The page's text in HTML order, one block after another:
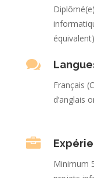

Français
d’anglais

Minimum